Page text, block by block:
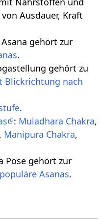
Ausdauer, Kraft
gehört zur
.
gehört zu
Blickrichtung nach
.
: Muladhara Chakra,
, Manipura Chakra,
Pose gehört zur
populäre Asanas.